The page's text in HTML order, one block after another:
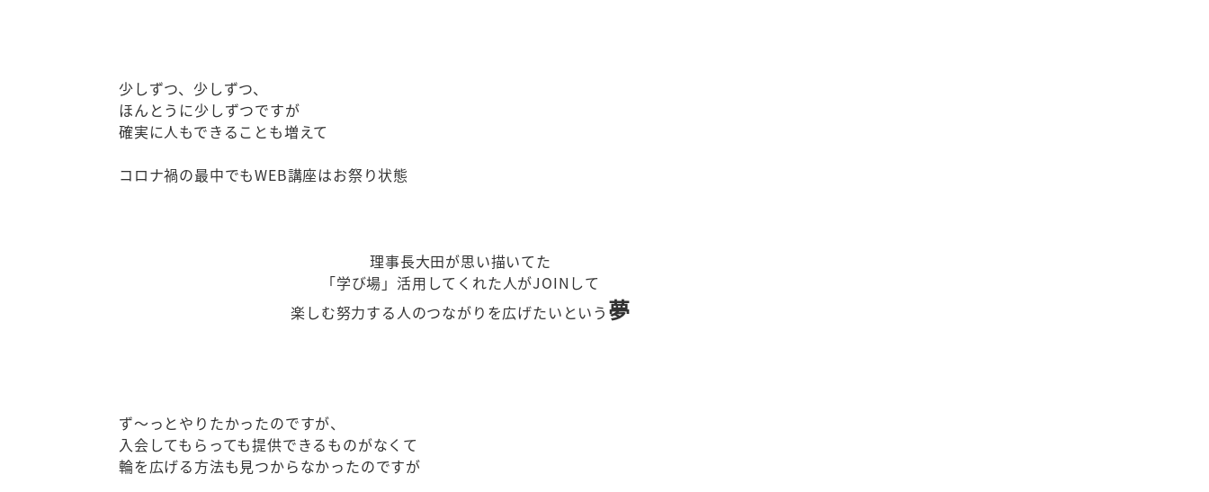
少しずつ、少しずつ、
ほんとうに少しずつですが
確実に人もできることも増えて
コロナ禍の最中でもWEB講座はお祭り状態
理事長大田が思い描いてた
「学び場」活用してくれた人がJOINして
楽しむ努力する人のつながりを広げたいという 夢
ず～っとやりたかったのですが、
入会してもらっても提供できるものがなくて
輪を広げる方法も見つからなかったのですが